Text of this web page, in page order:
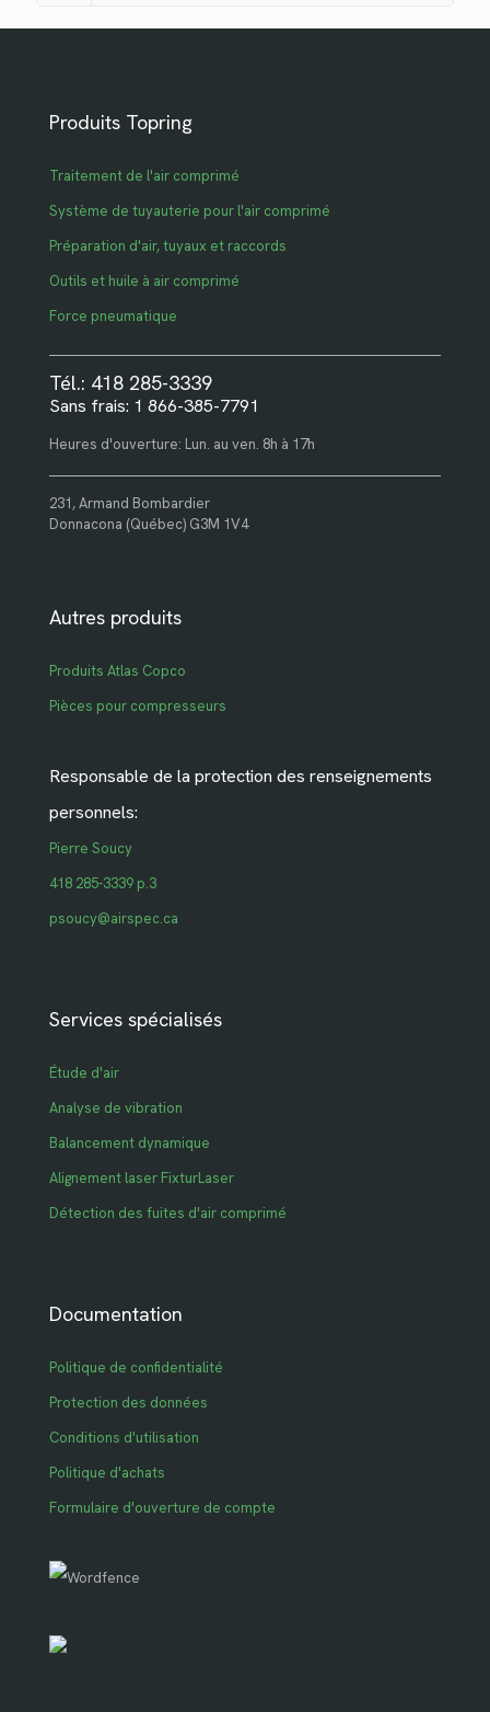
Produits Topring
Traitement de l'air comprimé
Système de tuyauterie pour l'air comprimé
Préparation d'air, tuyaux et raccords
Outils et huile à air comprimé
Force pneumatique
Tél.: 418 285-3339
Sans frais: 1 866-385-7791
Heures d'ouverture: Lun. au ven. 8h à 17h
231, Armand Bombardier
Donnacona (Québec) G3M 1V4
Autres produits
Produits Atlas Copco
Pièces pour compresseurs
Responsable de la protection des renseignements
personnels:
Pierre Soucy
418 285-3339 p.3
psoucy@airspec.ca
Services spécialisés
Étude d'air
Analyse de vibration
Balancement dynamique
Alignement laser FixturLaser
Détection des fuites d'air comprimé
Documentation
Politique de confidentialité
Protection des données
Conditions d'utilisation
Politique d'achats
Formulaire d'ouverture de compte